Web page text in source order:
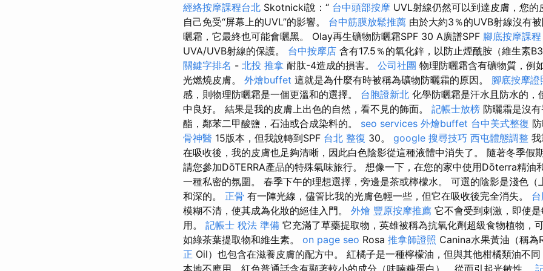
經絡按摩課程台北 Skotnicki說：“ 台中頭部按摩 UVL射線仍然可以到達皮膚，您的
自己免受“屏幕上的UVL”的影響。 台中筋膜放鬆推薦 由於大約3％的UVB射線沒有
曬霜，它最終也可能會曬黑。 Olay再生礦物防曬霜SPF 30 A廣譜SPF 腳底按摩課程
UVA/UVB射線的保護。 台中按摩店 含有17.5％的氧化鋅，以防止煙酰胺（維生素
關鍵字排名 - 北投 推拿 耐肽-4造成的損害。 公司社團 物理防曬霜含有礦物質，例
光燃燒皮膚。 外燴buffet 這就是為什麼有時被稱為礦物防曬霜的原因。 腳底按摩證
感，則物理防曬霜是一個更溫和的選擇。 台胞證新北 化學防曬霜是汗水且防水的，
中良好。 結果是我的皮膚上出色的自然，看不見的飾面。 記帳士放榜 防曬霜是沒
酯，鄰苯二甲酸鹽，石油或合成染料的。 seo services 外燴buffet 台中美式整復
骨神醫 15版本，但我說轉到SPF 台北 整復 30。 google 搜尋技巧 西屯體態調整
在吸收後，我的皮膚也足夠清晰，因此白色陰影從這種液體中消失了。 隨著冬季假
請您參加DōTERRA產品的特殊氣味旅行。 想像一下，在您的家中使用Dōterra精油
一種私密的氛圍。 春季下午的理想選擇，旁邊是茶或檸檬水。 可選的陰影是淺色
和深的。 正骨 有一陣光線，儘管比我的光膚色輕一些，但它在吸收後完全消失。
模糊不清，使其成為化妝的絕佳入門。 外燴 豐原按摩推薦 它不會受到刺激，即使
用。 記帳士 稅法 準備 它充滿了草藥提取物，英雄被稱為抗氧化劑超級食物植物，
如綠茶葉提取物和維生素。 on page seo Rosa 推拿師證照 Canina水果黃油（稱
正 Oil）也包含在滋養皮膚的配方中。 紅橘子是一種檸檬油，但與其他柑橘類油不
本地不應用，紅色普通話含有顯著較小的成分（呋喃糖蛋白），從而引起光敏性。